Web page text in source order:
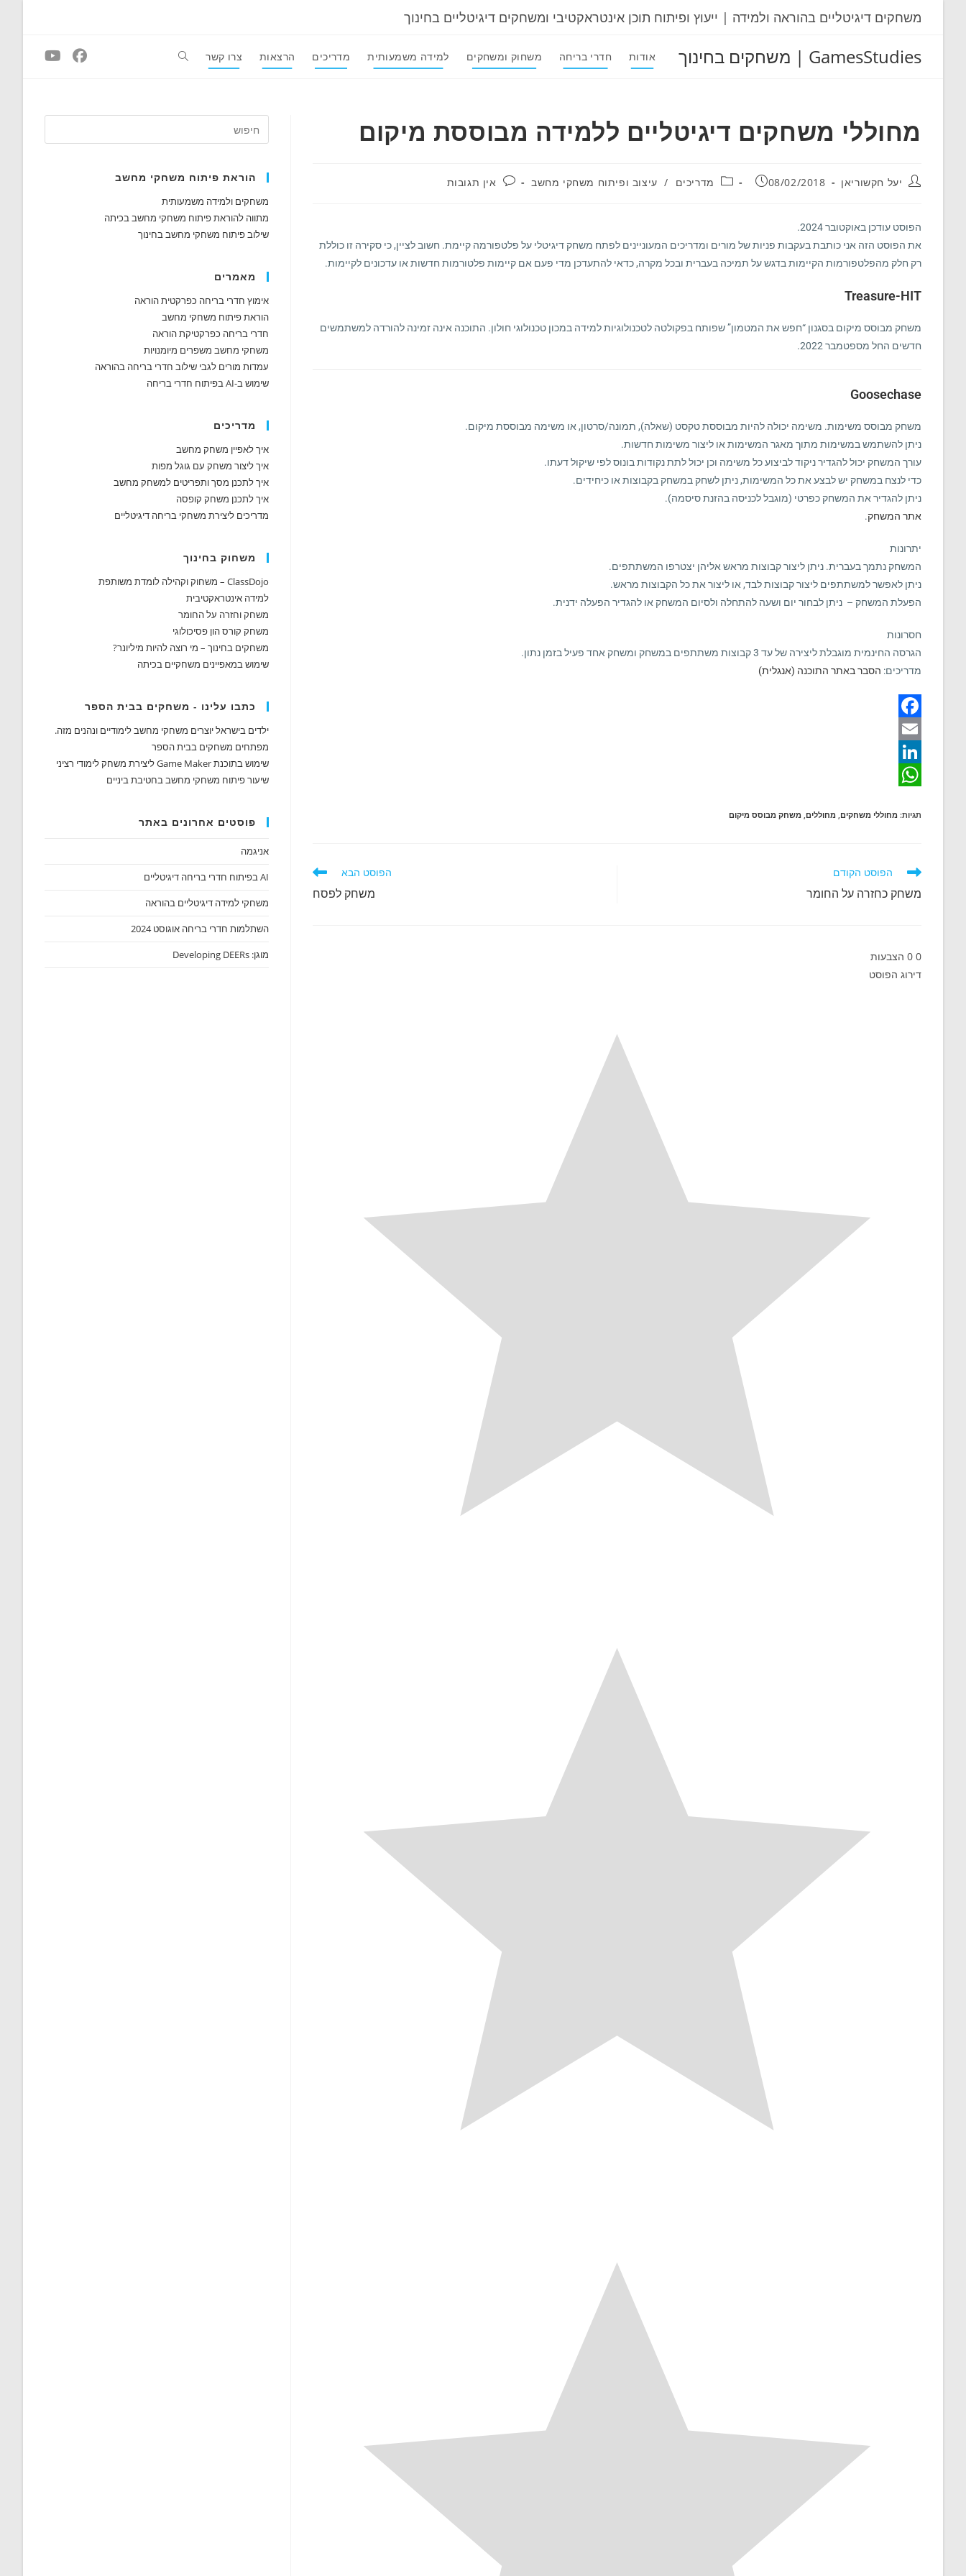
משחקים דיגיטליים בהוראה ולמידה | ייעוץ ופיתוח תוכן אינטראקטיבי ומשחקים דיגיטליים בחינוך
GamesStudies | משחקים בחינוך אודות חדרי בריחה משחוק ומשחקים למידה משמעותית מדריכים הרצאות צרו קשר Toggle
search מחוללי משחקים דיגיטליים ללמידה מבוססת מיקום
מחבר:
יעל חקשוריאן פורסם:
08/02/2018 קטגוריה:
מדריכים / עיצוב ופיתוח משחקי מחשב תגובות:
אין תגובות
הפוסט עודכן באוקטובר 2024.
את הפוסט הזה אני כותבת בעקבות פניות של מורים ומדריכים המעוניינים לפתח משחק דיגיטלי על פלטפורמה קיימת. חשוב לציין, כי סקירה זו כוללת
רק חלק מהפלטפורמות הקיימות בדגש על תמיכה בעברית ובכל מקרה, כדאי להתעדכן מדי פעם אם קיימות פלטורמות חדשות או עדכונים לקיימות.
Treasure-HIT
משחק מבוסס מיקום בסגנון “חפש את המטמון” שפותח בפקולטה לטכנולוגיות למידה במכון טכנולוגי חולון. התוכנה אינה זמינה להורדה למשתמשים
חדשים החל מספטמבר 2022.
Goosechase
משחק מבוסס משימות. משימה יכולה להיות מבוססת טקסט (שאלה), תמונה/סרטון, או משימה מבוססת מיקום.
ניתן להשתמש במשימות מתוך מאגר המשימות או ליצור משימות חדשות.
עורך המשחק יכול להגדיר ניקוד לביצוע כל משימה וכן יכול לתת נקודות בונוס לפי שיקול דעתו.
כדי לנצח במשחק יש לבצע את כל המשימות, ניתן לשחק במשחק בקבוצות או כיחידים.
ניתן להגדיר את המשחק כפרטי (מוגבל לכניסה בהזנת סיסמה).
אתר המשחק.
יתרונות
המשחק נתמך בעברית. ניתן ליצור קבוצות מראש אליהן יצטרפו המשתתפים.
ניתן לאפשר למשתתפים ליצור קבוצות לבד, או ליצור את כל הקבוצות מראש.
הפעלת המשחק – ניתן לבחור יום ושעה להתחלה ולסיום המשחק או להגדיר הפעלה ידנית.
חסרונות
הגרסה החינמית מוגבלת ליצירה של עד 3 קבוצות משתתפים במשחק ומשחק אחד פעיל בזמן נתון.
מדריכים: הסבר באתר התוכנה (אנגלית)
F
a
c
b
o
k
E
m
i
L
n
e
d
h
t
s
p
תגיות: מחוללי משחקים, מחוללים, משחק מבוסס מיקום
לקרוא
נוספים
הפוסט הקודם
משחק כחזרה על החומר
הפוסט הבא
משחק לפסח
0
0 הצבעות
דירוג הפוסט
הוראת פיתוח משחקי מחשב
משחקים ולמידה משמעותית
מתווה להוראת פיתוח משחקי מחשב בכיתה
שילוב פיתוח משחקי מחשב בחינוך
מאמרים
אימוץ חדרי בריחה כפרקטית הוראה
הוראת פיתוח משחקי מחשב
חדרי בריחה כפרקטיקת הוראה
משחקי מחשב משפרים מיומנויות
עמדות מורים לגבי שילוב חדרי בריחה בהוראה
שימוש ב-AI בפיתוח חדרי בריחה
מדריכים
איך לאפיין משחק מחשב
איך ליצור משחק עם גוגל מפות
איך לתכנן מסך ותפריטים למשחק מחשב
איך לתכנן משחק קופסה
מדריכים ליצירת משחקי בריחה דיגיטליים
משחוק בחינוך
ClassDojo – משחוק וקהילה לומדת משותפת
למידה אינטראקטיבית
משחק וחזרה על החומר
משחק קורס הון פסיכולוגי
משחקים בחינוך – מי רוצה להיות מיליונר?
שימוש במאפיינים משחקיים בכיתה
כתבו עלינו - משחקים בבית הספר
ילדים בישראל יוצרים משחקי מחשב לימודיים ונהנים מזה.
מפתחים משחקים בבית הספר
שימוש בתוכנת Game Maker ליצירת משחק לימודי רציני
שיעור פיתוח משחקי מחשב בחטיבת ביניים
פוסטים אחרונים באתר
אניגמה
AI בפיתוח חדרי בריחה דיגיטליים
משחקי למידה דיגיטליים בהוראה
השתלמות חדרי בריחה אוגוסט 2024
מוגן: Developing DEERs